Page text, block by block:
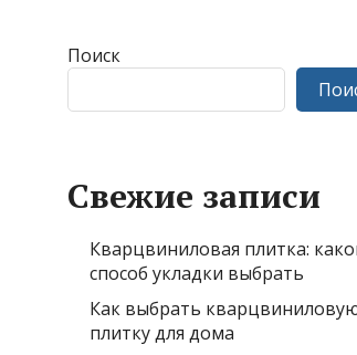
Поиск
Свежие записи
Кварцвиниловая плитка:
способ укладки выбрать
Как выбрать
плитку для дома